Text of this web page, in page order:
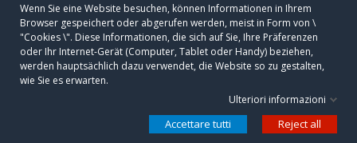
AZIENDA
Copyright © 2010 - 2025 CESA Sogutma GmbH. All Rights Reserved.
Datenschutzeinstellungen
Wenn Sie eine Website besuchen, können Informationen in Ihrem
Browser gespeichert oder abgerufen werden, meist in Form von \
"Cookies \". Diese Informationen, die sich auf Sie, Ihre Präferenzen
oder Ihr Internet-Gerät (Computer, Tablet oder Handy) beziehen,
werden hauptsächlich dazu verwendet, die Website so zu gestalten,
wie Sie es erwarten.
Ulteriori informazioni
Accettare tutti Reject all